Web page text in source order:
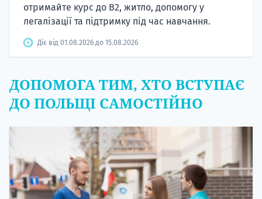
отримайте курс до B2, житло, допомогу у
легалізації та підтримку під час навчання.
Діє від 01.08.2026 до 15.08.2026
ДОПОМОГА ТИМ, ХТО ВСТУПАЄ
ДО ПОЛЬЩІ САМОСТІЙНО